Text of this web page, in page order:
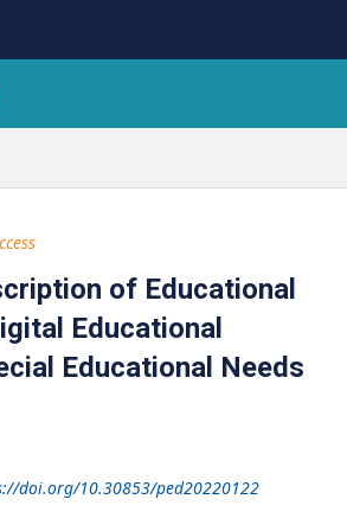
of Educational
Educational
Educational Needs
doi.org/10.30853/ped20220122